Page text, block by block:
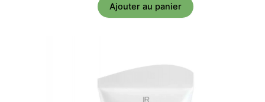
Ajouter au panier